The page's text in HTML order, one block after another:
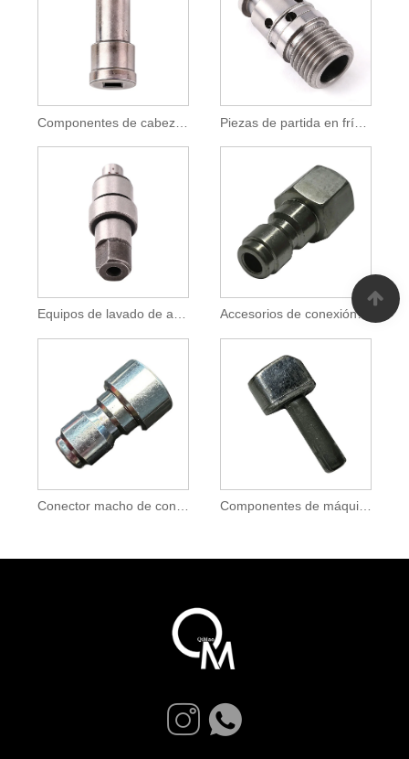
Componentes de cabezal en frío de precisión para ajustadores de asientos de automóviles
Equipos de lavado de autos Piezas de repuesto de precisión metálica Accesorios de conexión rápida hidráulicos y neumáticos
Conector macho de conexión rápida neumática para manguera de aire Componentes de máquinas de coser industriales de precisión de rumbo frío